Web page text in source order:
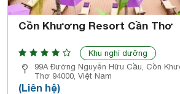
Cồn Khương Resort Cần Thơ
Khu nghỉ dưỡng
99A Đường Nguyễn Hữu Cầu, Cồn
Thơ 94000, Việt Nam
(Liên hệ)